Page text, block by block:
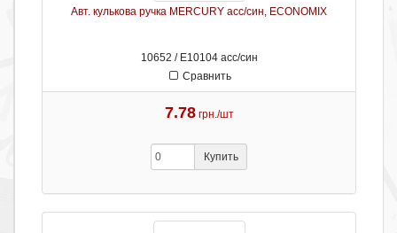
Авт. кулькова ручка MERCURY асс/син, ECONOMIX
10652 / Е10104 асс/син
Сравнить
7.78 грн./шт
Купить